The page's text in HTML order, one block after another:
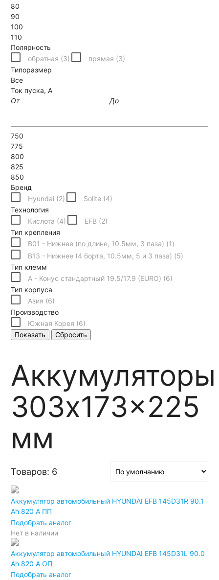
80
90
100
110
Полярность
обратная (3) прямая (3)
Типоразмер
Все
Ток пуска, А
От
До
750
775
800
825
850
Бренд
Hyundai (2) Solite (4)
Технология
Кислота (4) EFB (2)
Тип крепления
B01 - Нижнее (по длине, 10.5мм, 3 паза) (1)
B13 - Нижнее (4 борта, 10.5мм, 5 и 3 паза) (5)
Тип клемм
A - Конус стандартный 19.5/17.9 (EURO) (6)
Тип корпуса
Азия (6)
Производство
Южная Корея (6)
Показать
Сбросить
Аккумуляторы
303x173x225
мм
Товаров: 6
Аккумулятор автомобильный HYUNDAI EFB 145D31R 90.1
Ah 820 A ПП
Подобрать аналог
Нет в наличии
Аккумулятор автомобильный HYUNDAI EFB 145D31L 90.0
Ah 820 A ОП
Подобрать аналог